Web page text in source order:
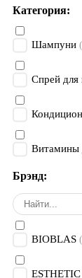
Категория:
Шампуни
Спрей для
Витамины
Брэнд:
BIOBLAS